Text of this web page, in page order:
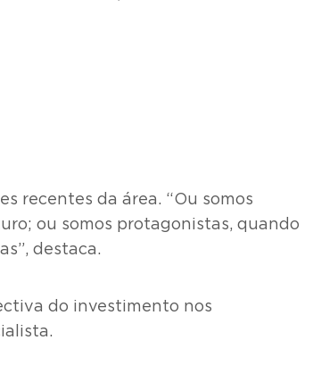
recentes da área. “Ou somos
ou somos protagonistas, quando
destaca.
do investimento nos